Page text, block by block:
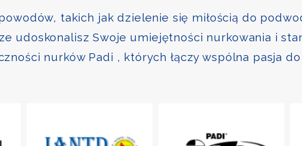
takich jak dzielenie się miłością do
udoskonalisz Swoje umiejętności nurkowania i
nurków Padi , których łączy wspólna pasja